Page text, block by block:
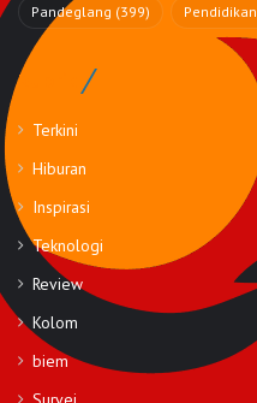
Pandeglang (399) Pendidikan
Rubrik
Terkini
Hiburan
Inspirasi
Teknologi
Review
Kolom
biem